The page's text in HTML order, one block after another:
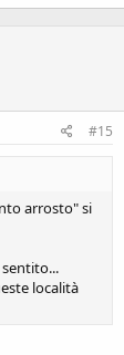
#15
arrosto" si
località